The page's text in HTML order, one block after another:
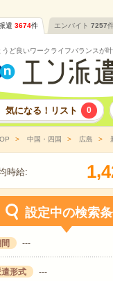
遣 3674件 エンバイト 7257
うど良いワークライフバランスが叶
気になる！リスト 0
中国・四国 広島
時給: 1,4
設定中の検索
---
形式 ---